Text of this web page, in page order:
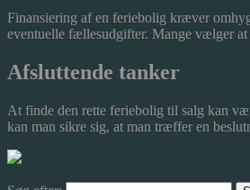
Finansiering af en feriebolig kræver
eventuelle fællesudgifter. Mange vælger
Afsluttende tanker
At finde den rette feriebolig til salg kan
kan man sikre sig, at man træffer en